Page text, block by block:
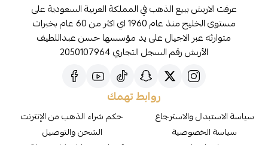
عرفت الاربش ببيع الذهب في المملكة العربية السعودية على
مستوى الخليج منذ عام 1960 اي اكثر من 60 عام بخبرات
متوارثه عبر الاجيال على يد مؤسسها حسن عبداللطيف
الأربش رقم السجل التجاري 2050107964
روابط تهمك
سياسة الاستبدال والاسترجاع
سياسة الخصوصية
حكم شراء الذهب من الإنترنت
الشحن والتوصيل